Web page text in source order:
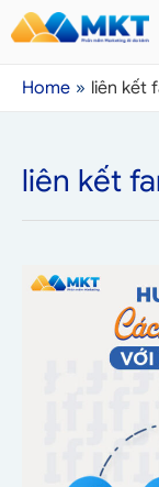
Home liên kết
liên kết